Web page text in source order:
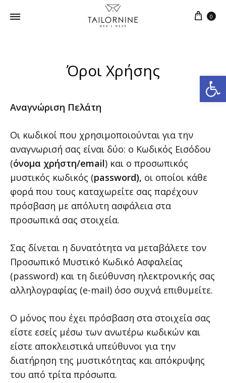
Ανοίξτε τη γραμμή εργαλείων
0
Όροι Χρήσης
Αναγνώριση Πελάτη
Οι κωδικοί που χρησιμοποιούνται για την
αναγνωρισή σας είναι δύο: ο Κωδικός Εισόδου
(όνομα χρήστη/email) και ο προσωπικός
μυστικός κωδικός (password), οι οποίοι κάθε
φορά που τους καταχωρείτε σας παρέχουν
πρόσβαση με απόλυτη ασφάλεια στα
προσωπικά σας στοιχεία.
Σας δίνεται η δυνατότητα να μεταβάλετε τον
Προσωπικό Μυστικό Κωδικό Ασφαλείας
(password) και τη διεύθυνση ηλεκτρονικής σας
αλληλογραφίας (e-mail) όσο συχνά επιθυμείτε.
Ο μόνος που έχει πρόσβαση στα στοιχεία σας
είστε εσείς μέσω των ανωτέρω κωδικών και
είστε αποκλειστικά υπεύθυνοι για την
διατήρηση της μυστικότητας και απόκρυψης
του από τρίτα πρόσωπα.